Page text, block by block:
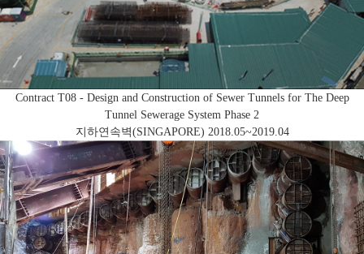
Contract T08 - Design and Construction of Sewer Tunnels for The Deep
Tunnel Sewerage System Phase 2
지하연속벽(SINGAPORE) 2018.05~2019.04